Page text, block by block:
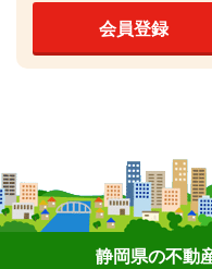
会員登録
静岡県の不動